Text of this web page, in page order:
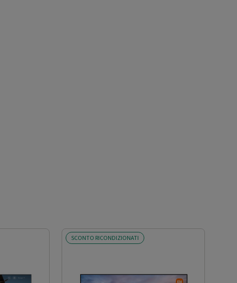
SCONTO RICONDIZIONATI